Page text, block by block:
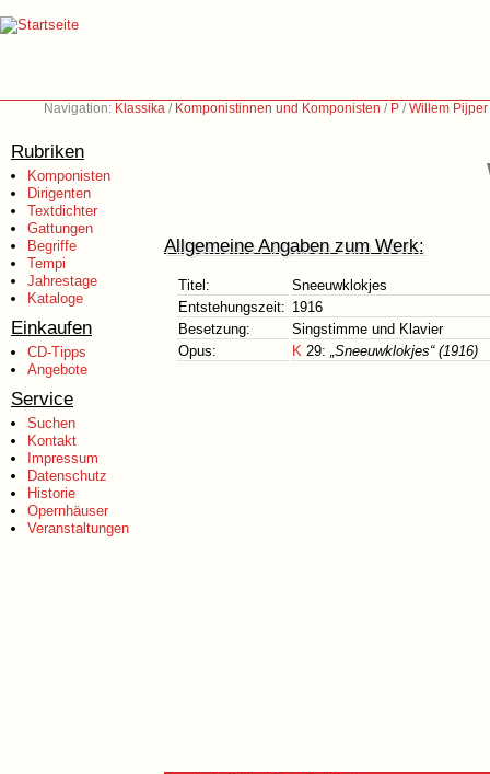
Navigation: Klassika / Komponistinnen und Komponisten / P /Willem
Rubriken
Komponisten
Dirigenten
Textdichter
Gattungen
Begriffe
Tempi
Jahrestage
Kataloge
Einkaufen
CD-Tipps
Angebote
Service
Suchen
Kontakt
Impressum
Datenschutz
Historie
Opernhäuser
Veranstaltungen
Allgemeine Angaben zum Werk:
Titel:
Sneeuwklokjes
Entstehungszeit: 1916
Besetzung:
Singstimme und Klavier
Opus:
K 29: „Sneeuwklokjes“ (1916)